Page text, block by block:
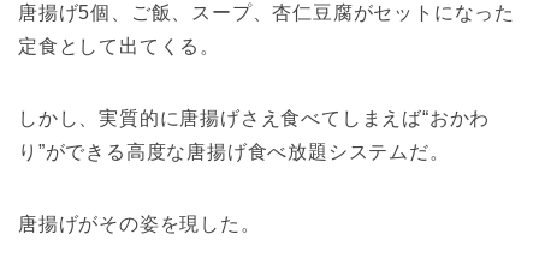
唐揚げ5個、ご飯、スープ、杏仁豆腐がセットになった
定食として出てくる。
しかし、実質的に唐揚げさえ食べてしまえば“おかわ
り”ができる高度な唐揚げ食べ放題システムだ。
唐揚げがその姿を現した。